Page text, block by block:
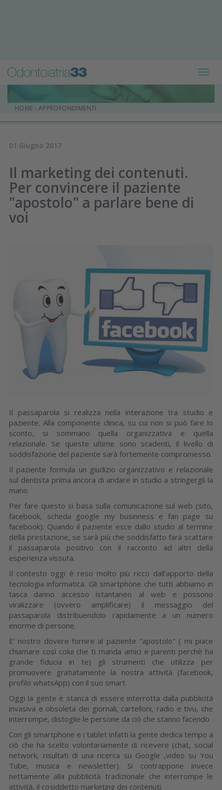
HOME - APPROFONDIMENTI
01 Giugno 2017
Il marketing dei contenuti.
Per convincere il paziente
"apostolo" a parlare bene di
voi
Il passaparola si realizza nella interazione tra studio e
paziente. Alla componente clinica, su cui non si può fare lo
sconto, si sommano quella organizzativa e quella
relazionale. Se queste ultime sono scadenti, il livello di
soddisfazione del paziente sarà fortemente compromesso.
Il paziente formula un giudizio organizzativo e relazionale
sul dentista prima ancora di andare in studio a stringergli la
mano.
Per fare questo si basa sulla comunicazione sul web (sito,
facebook, scheda google my businness e fan page su
facebook). Quando il paziente esce dallo studio al termine
della prestazione, se sarà più che soddisfatto farà scattare
il passaparola positivo con il racconto ad altri della
esperienza vissuta.
Il contesto oggi è reso molto più ricco dall'apporto della
tecnologia informatica. Gli smartphone che tutti abbiamo in
tasca danno accesso istantaneo al web e possono
viralizzare (ovvero amplificare) il messaggio del
passaparola distribuendolo rapidamente a un numero
enorme di persone.
E' nostro dovere fornire al paziente "apostolo" ( mi piace
chiamare così colui che ti manda amici e parenti perchè ha
grande fiducia in te) gli strumenti che utilizza per
promuovere gratuitamente la nostra attività (facebook,
profilo whatsApp) con il suo smart.
Oggi la gente è stanca di essere interrotta dalla pubblicità
invasiva e obsoleta dei giornali, cartelloni, radio e tivu, che
interrompe, distoglie le persone da ciò che stanno facendo
Con gli smartphone e i tablet infatti la gente dedica tempo a
ciò che ha scelto volontariamente di ricevere (chat, social
network, risultati di una ricerca su Google ,video su You
Tube, musica e newsletter). Si contrappone invece
nettamente alla pubblicità tradizionale che interrompe le
attività, il cosiddetto marketing dei contenuti.